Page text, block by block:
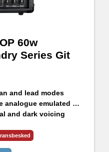
60w
Series Git
and lead modes
emulated DI out
and dark voicing
with LED indicator